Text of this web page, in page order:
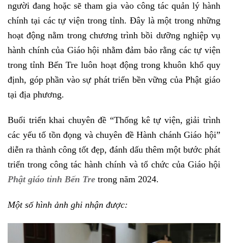
người đang hoặc sẽ tham gia vào công tác quản lý hành
chính tại các tự viện trong tỉnh. Đây là một trong những
hoạt động nằm trong chương trình bồi dưỡng nghiệp vụ
hành chính của Giáo hội nhằm đảm bảo rằng các tự viện
trong tỉnh Bến Tre luôn hoạt động trong khuôn khổ quy
định, góp phần vào sự phát triển bền vững của Phật giáo
tại địa phương.
Buổi triển khai chuyên đề “Thống kê tự viện, giải trình
các yếu tố tồn đọng và chuyên đề Hành chánh Giáo hội”
diễn ra thành công tốt đẹp, đánh dấu thêm một bước phát
triển trong công tác hành chính và tổ chức của Giáo hội
Phật giáo tỉnh Bến Tre trong năm 2024.
Một số hình ảnh ghi nhận được: